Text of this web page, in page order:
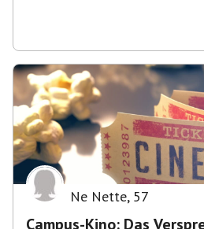
Ne Nette, 57
Campus-Kino: Das